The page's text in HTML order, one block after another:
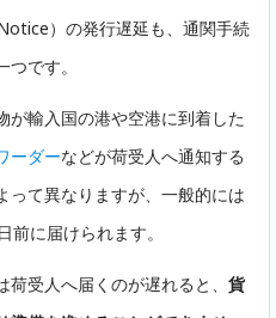
）の発行遅延も、通関手続
です。
が輸入国の港や空港に到着した
ーダーなどが荷受人へ通知する
って異なりますが、一般的には
に届けられます。
受人へ届くのが遅れると、 貨